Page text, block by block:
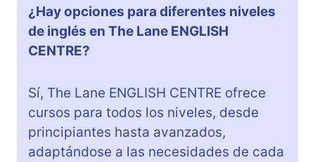
¿Hay opciones para diferentes niveles
de inglés en The Lane ENGLISH
CENTRE?
Sí, The Lane ENGLISH CENTRE ofrece
cursos para todos los niveles, desde
principiantes hasta avanzados,
adaptándose a las necesidades de cada